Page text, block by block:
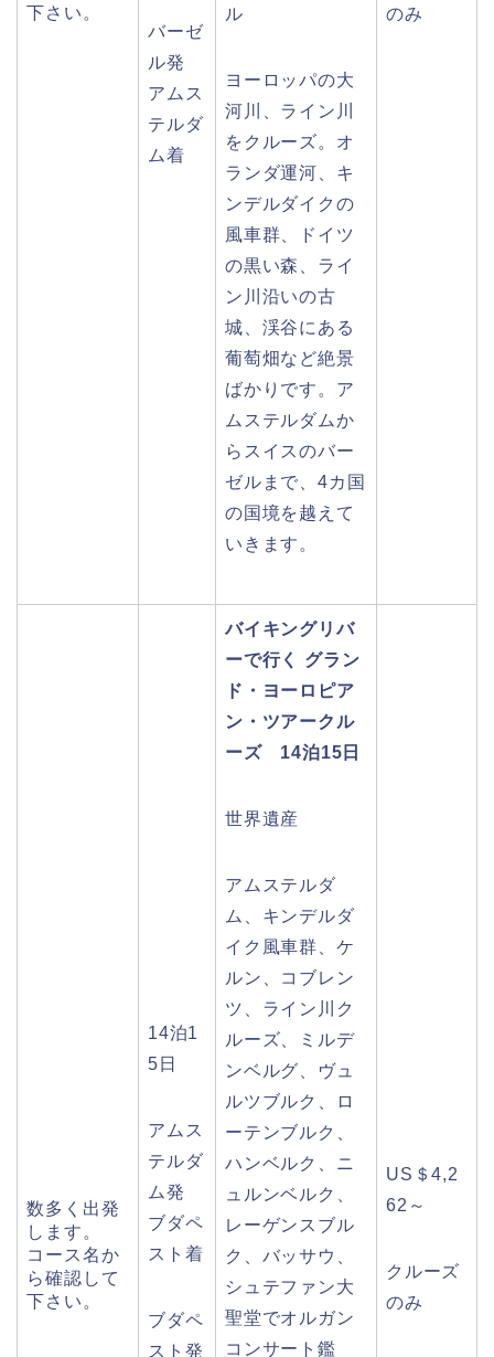
下さい。
バーゼ
ル発
アムス
テルダ
ム着
ル
ヨーロッパの大
河川、ライン川
をクルーズ。オ
ランダ運河、キ
ンデルダイクの
風車群、ドイツ
の黒い森、ライ
ン川沿いの古
城、渓谷にある
葡萄畑など絶景
ばかりです。ア
ムステルダムか
らスイスのバー
ゼルまで、4カ国
の国境を越えて
いきます。
のみ
数多く出発
します。
コース名か
ら確認して
下さい。
14泊1
5日
アムス
テルダ
ム発
ブダペ
スト着
ブダペ
スト発
バイキングリバ
ーで行く グラン
ド・ヨーロピア
ン・ツアークル
ーズ 14泊15日
世界遺産
アムステルダ
ム、キンデルダ
イク風車群、ケ
ルン、コブレン
ツ、ライン川ク
ルーズ、ミルデ
ンベルグ、ヴュ
ルツブルク、ロ
ーテンブルク、
ハンベルク、ニ
ュルンベルク、
レーゲンスブル
ク、バッサウ、
シュテファン大
聖堂でオルガン
コンサート鑑
US＄4,2
62～
クルーズ
のみ